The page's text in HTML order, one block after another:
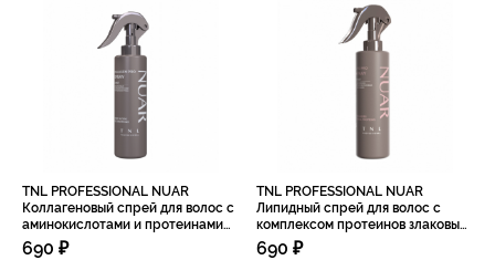
TNL PROFESSIONAL NUAR
Коллагеновый спрей для волос с
аминокислотами и протеинами
риса, 200мл
690 ₽
TNL PROFESSIONAL NUAR
Липидный спрей для волос с
комплексом протеинов злаковых
и церамидов, 200мл
690 ₽